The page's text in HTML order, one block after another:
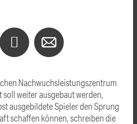
Nachwuchsleistungszentrum
weiter ausgebaut werden,
ausgebildete Spieler den Sprung
schaffen können, schreiben die